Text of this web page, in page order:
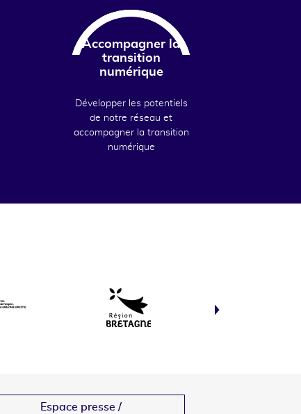
Accompagner la
transition
numérique
Développer les potentiels
de notre réseau et
accompagner la transition
numérique
Espace presse /